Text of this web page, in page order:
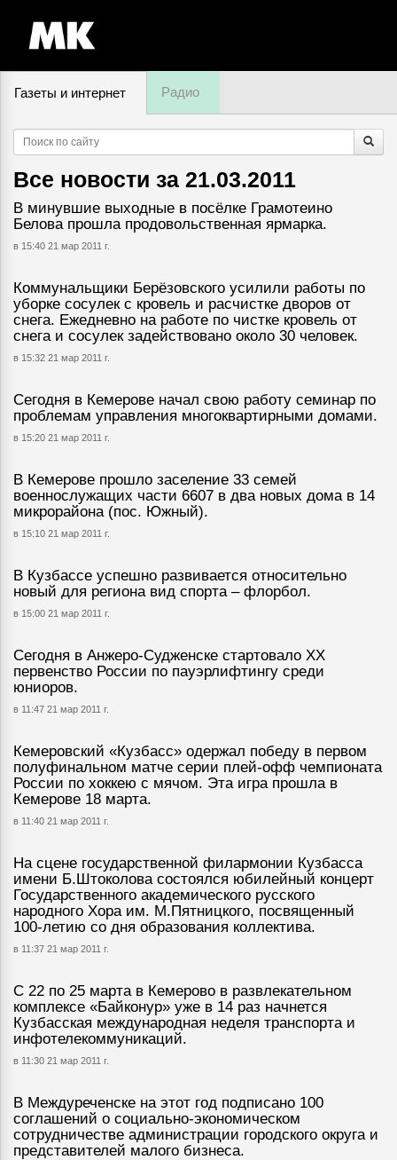
Газеты и интернет Радио
Все новости за 21.03.2011
В минувшие выходные в посёлке Грамотеино
Белова прошла продовольственная ярмарка.
в 15:40 21 мар 2011 г.
Коммунальщики Берёзовского усилили работы по
уборке сосулек с кровель и расчистке дворов от
снега. Ежедневно на работе по чистке кровель от
снега и сосулек задействовано около 30 человек.
в 15:32 21 мар 2011 г.
Сегодня в Кемерове начал свою работу семинар по
проблемам управления многоквартирными домами.
в 15:20 21 мар 2011 г.
В Кемерове прошло заселение 33 семей
военнослужащих части 6607 в два новых дома в 14
микрорайона (пос. Южный).
в 15:10 21 мар 2011 г.
В Кузбассе успешно развивается относительно
новый для региона вид спорта – флорбол.
в 15:00 21 мар 2011 г.
Сегодня в Анжеро-Судженске стартовало ХХ
первенство России по пауэрлифтингу среди
юниоров.
в 11:47 21 мар 2011 г.
Кемеровский «Кузбасс» одержал победу в первом
полуфинальном матче серии плей-офф чемпионата
России по хоккею с мячом. Эта игра прошла в
Кемерове 18 марта.
в 11:40 21 мар 2011 г.
На сцене государственной филармонии Кузбасса
имени Б.Штоколова состоялся юбилейный концерт
Государственного академического русского
народного Хора им. М.Пятницкого, посвященный
100-летию со дня образования коллектива.
в 11:37 21 мар 2011 г.
С 22 по 25 марта в Кемерово в развлекательном
комплексе «Байконур» уже в 14 раз начнется
Кузбасская международная неделя транспорта и
инфотелекоммуникаций.
в 11:30 21 мар 2011 г.
В Междуреченске на этот год подписано 100
соглашений о социально-экономическом
сотрудничестве администрации городского округа и
представителей малого бизнеса.